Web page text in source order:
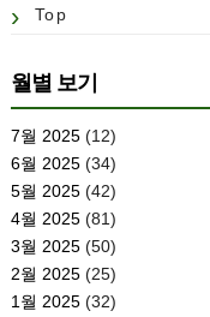
Top
월별 보기
7월 2025(12)
6월 2025(34)
5월 2025(42)
4월 2025(81)
3월 2025(50)
2월 2025(25)
1월 2025(32)